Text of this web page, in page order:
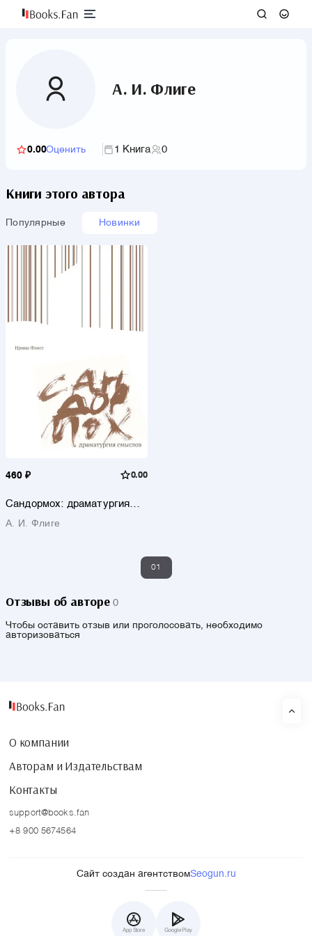
А. И. Флиге
0.00Оценить 1 Книга 0
Книги этого автора
Популярные Новинки
460 ₽ 0.00
Сандормох: драматургия
А. И. Флиге
01
Отзывы об авторе 0
Чтобы оставить отзыв или проголосовать, необходимо
авторизоваться
О компании
Авторам и Издательствам
Контакты
support@books.fan
+8 900 5674564
Сайт создан агентствомSeogun.ru
App Store Google Play